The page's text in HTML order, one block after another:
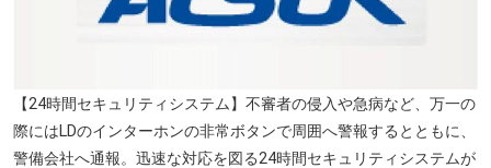
【24時間セキュリティシステム】不審者の侵入や急病など、万一の
際にはLDのインターホンの非常ボタンで周囲へ警報するとともに、
警備会社へ通報。迅速な対応を図る24時間セキュリティシステムが